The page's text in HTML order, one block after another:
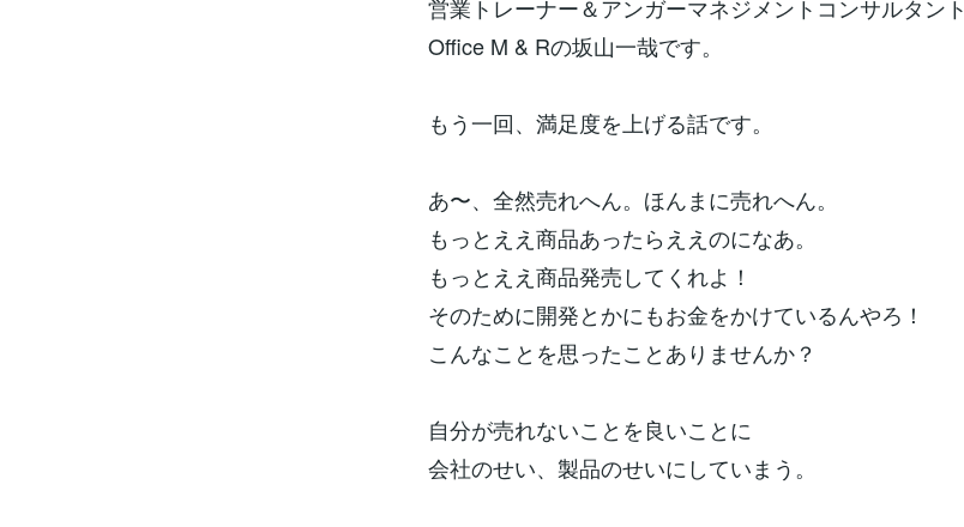
営業トレーナー＆アンガーマネジメントコンサルタント
Office M & Rの坂山一哉です。
もう一回、満足度を上げる話です。
あ〜、全然売れへん。ほんまに売れへん。
もっとええ商品あったらええのになあ。
もっとええ商品発売してくれよ！
そのために開発とかにもお金をかけているんやろ！
こんなことを思ったことありませんか？
自分が売れないことを良いことに
会社のせい、製品のせいにしていまう。